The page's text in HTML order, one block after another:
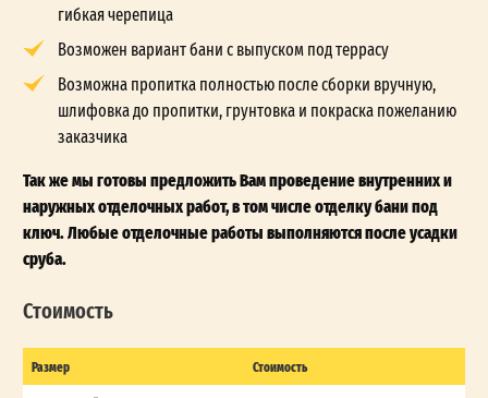
гибкая черепица
Возможен вариант бани с выпуском под террасу
Возможна пропитка полностью после сборки вручную,
шлифовка до пропитки, грунтовка и покраска пожеланию
заказчика
Так же мы готовы предложить Вам проведение внутренних и
наружных отделочных работ, в том числе отделку бани под
ключ. Любые отделочные работы выполняются после усадки
сруба.
Стоимость
Размер Стоимость